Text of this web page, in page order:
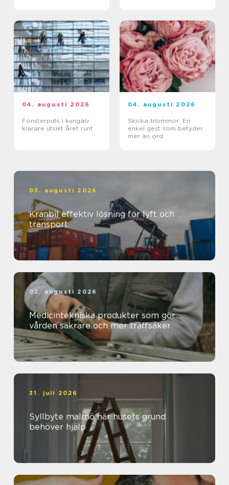
04. augusti 2026
Fönsterputs i kungälv
klarare utsikt året runt
04. augusti 2026
Skicka blommor: En
enkel gest som betyder
mer än ord
03. augusti 2026
Kranbil effektiv lösning för lyft och
transport
02. augusti 2026
Medicintekniska produkter som gör
vården säkrare och mer träffsäker
31. juli 2026
Syllbyte malmö när husets grund
behöver hjälp